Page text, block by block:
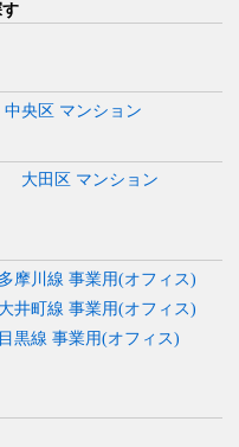
中央区 マンション
大田区 マンション
摩川線 事業用(オフィス)
井町線 事業用(オフィス)
黒線 事業用(オフィス)